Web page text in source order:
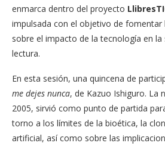
enmarca dentro del proyecto
impulsada con el objetivo de fomentar
sobre el impacto de la tecnología en la
lectura.
En esta sesión, una quincena de
me dejes nunca, de Kazuo Ishiguro. La
2005, sirvió como punto de partida
torno a los límites de la bioética, la
artificial, así como sobre las